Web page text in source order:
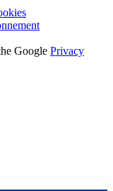
Google Privacy